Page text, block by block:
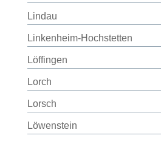
Lindau
Linkenheim-Hochstetten
Löffingen
Lorch
Lorsch
Löwenstein